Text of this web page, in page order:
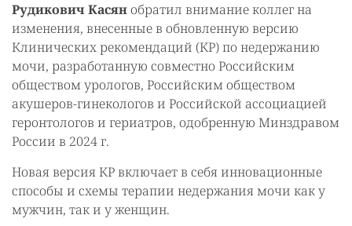
Рудикович Касянобратил внимание коллег на
изменения, внесенные в обновленную версию
Клинических рекомендаций (КР) по недержанию
мочи, разработанную совместно Российским
обществом урологов, Российским обществом
акушеров-гинекологов и Российской ассоциацией
геронтологов и гериатров, одобренную Минздравом
России в 2024 г.
Новая версия КР включает в себя инновационные
способы и схемы терапии недержания мочи как у
мужчин, так и у женщин.